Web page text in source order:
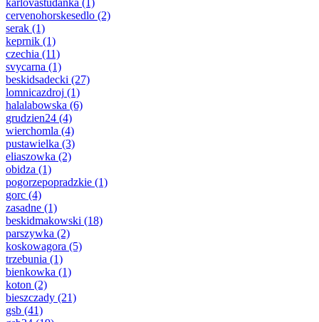
karlovastudanka (1)
cervenohorskesedlo (2)
serak (1)
keprnik (1)
czechia (11)
svycarna (1)
beskidsadecki (27)
lomnicazdroj (1)
halalabowska (6)
grudzien24 (4)
wierchomla (4)
pustawielka (3)
eliaszowka (2)
obidza (1)
pogorzepopradzkie (1)
gorc (4)
zasadne (1)
beskidmakowski (18)
parszywka (2)
koskowagora (5)
trzebunia (1)
bienkowka (1)
koton (2)
bieszczady (21)
gsb (41)